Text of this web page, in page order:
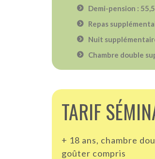
Demi-pension :
Repas
Nuit
Chambre double
TARIF
+ 18 ans, chambre
goûter compris